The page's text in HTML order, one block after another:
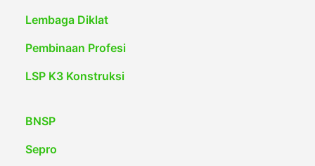
Lembaga Diklat
Pembinaan Profesi
LSP K3 Konstruksi
BNSP
Sepro